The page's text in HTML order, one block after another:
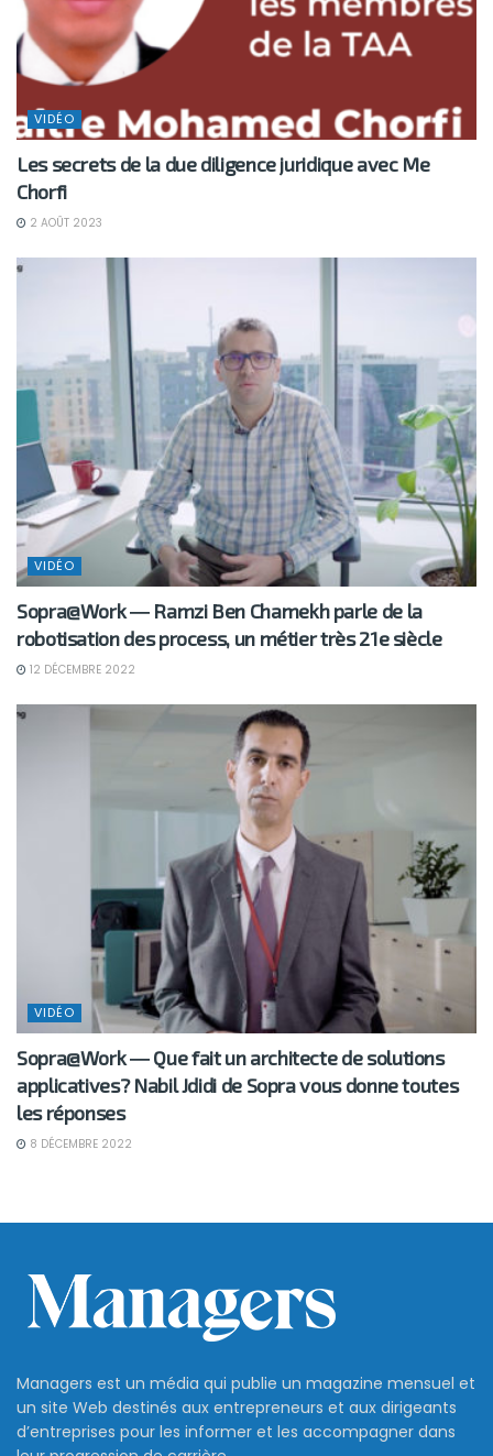
VIDÉO
Les secrets de la due diligence juridique avec Me
Chorfi
2 AOÛT 2023
VIDÉO
Sopra@Work ― Ramzi Ben Chamekh parle de la
robotisation des process, un métier très 21e siècle
12 DÉCEMBRE 2022
VIDÉO
Sopra@Work ― Que fait un architecte de solutions
applicatives? Nabil Jdidi de Sopra vous donne toutes
les réponses
8 DÉCEMBRE 2022
Managers est un média qui publie un magazine mensuel et
un site Web destinés aux entrepreneurs et aux dirigeants
d’entreprises pour les informer et les accompagner dans